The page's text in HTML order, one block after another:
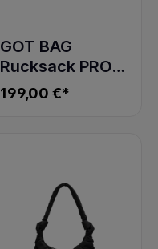
GOT BAG
Rucksack PRO
PACK TRAVEL
algae
199,00 €*